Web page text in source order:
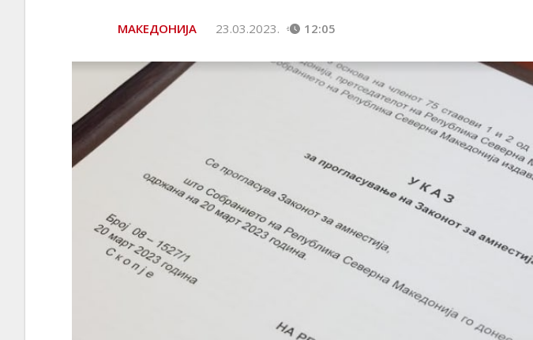
МАКЕДОНИЈА 23.03.2023. 12:05